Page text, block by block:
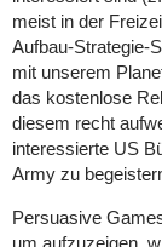
meist in der
Aufbau-Strategie-
mit unserem
das kostenlose
diesem recht
interessierte US
Army zu
Persuasive
um aufzuzeigen,